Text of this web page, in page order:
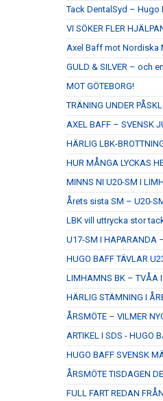
Tack DentalSyd –
VI SÖKER FLER
Axel Baff mot Nordiska
GULD & SILVER – och
MOT GÖTEBORG!
TRÄNING UNDER
AXEL BAFF – SVENSK
HÄRLIG LBK-
HUR MÅNGA LYCKAS
MINNS NI U20-SM I
Årets sista SM – U20-
LBK vill uttrycka stor
U17-SM I HAPARANDA
HUGO BAFF TÄVLAR
LIMHAMNS BK – TVÅA
HÄRLIG STÄMNING I
ÅRSMÖTE – VILMER
ARTIKEL I SDS - HUGO
HUGO BAFF SVENSK
ÅRSMÖTE TISDAGEN
FULL FART REDAN